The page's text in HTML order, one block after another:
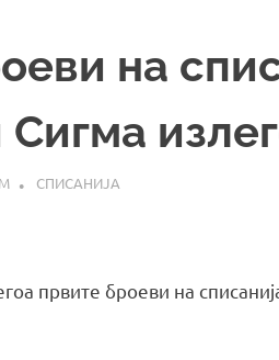
на
СПИСАНИЈА
првите броеви на